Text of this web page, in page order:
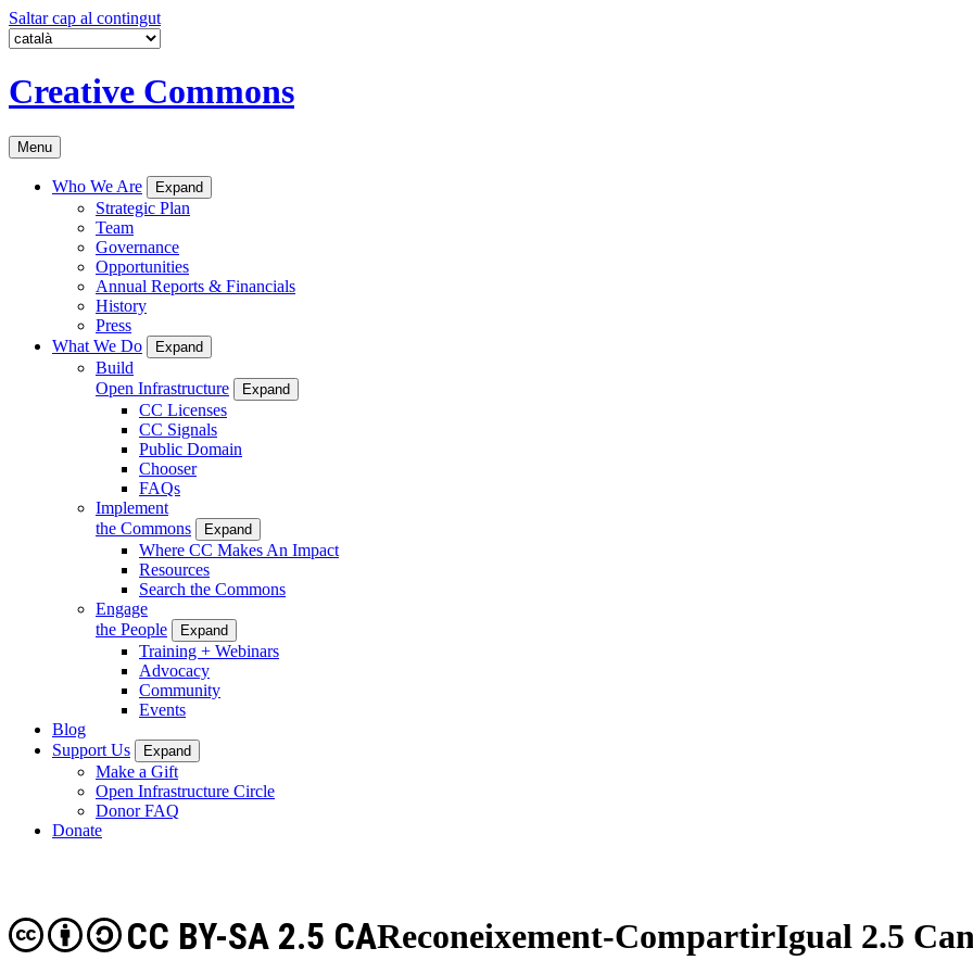
Saltar cap al contingut
Creative Commons
Menu
Who We Are Expand
Strategic Plan
Team
Governance
Opportunities
Annual Reports & Financials
History
Press
What We Do
Expand
Build
Open Infrastructure
Expand
CC Licenses
CC Signals
Public Domain
Chooser
FAQs
Implement
the Commons
Expand
Where CC Makes An Impact
Resources
Search the Commons
Engage
the People
Expand
Training + Webinars
Advocacy
Community
Events
Blog
Support Us
Expand
Make a Gift
Open Infrastructure Circle
Donor FAQ
Donate
Reconeixement-CompartirIgual 2.5
CC BY-SA 2.5 CA